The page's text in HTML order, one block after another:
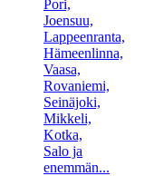
Pori,
Joensuu,
Lappeenranta,
Hämeenlinna,
Vaasa,
Rovaniemi,
Seinäjoki,
Mikkeli,
Kotka,
Salo ja
enemmän...